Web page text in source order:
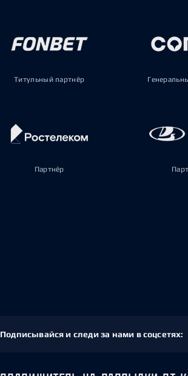
Титульный партнёр
Партнёр
Подписывайся и следи за нами в соцсетях: